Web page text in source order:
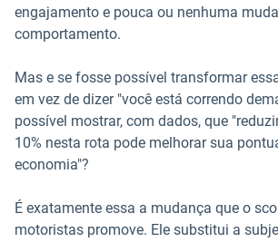
engajamento e pouca ou nenhuma
comportamento.
Mas e se fosse possível transformar
em vez de dizer "você está correndo
possível mostrar, com dados, que
10% nesta rota pode melhorar sua
economia"?
É exatamente essa a mudança que o
motoristas promove. Ele substitui a